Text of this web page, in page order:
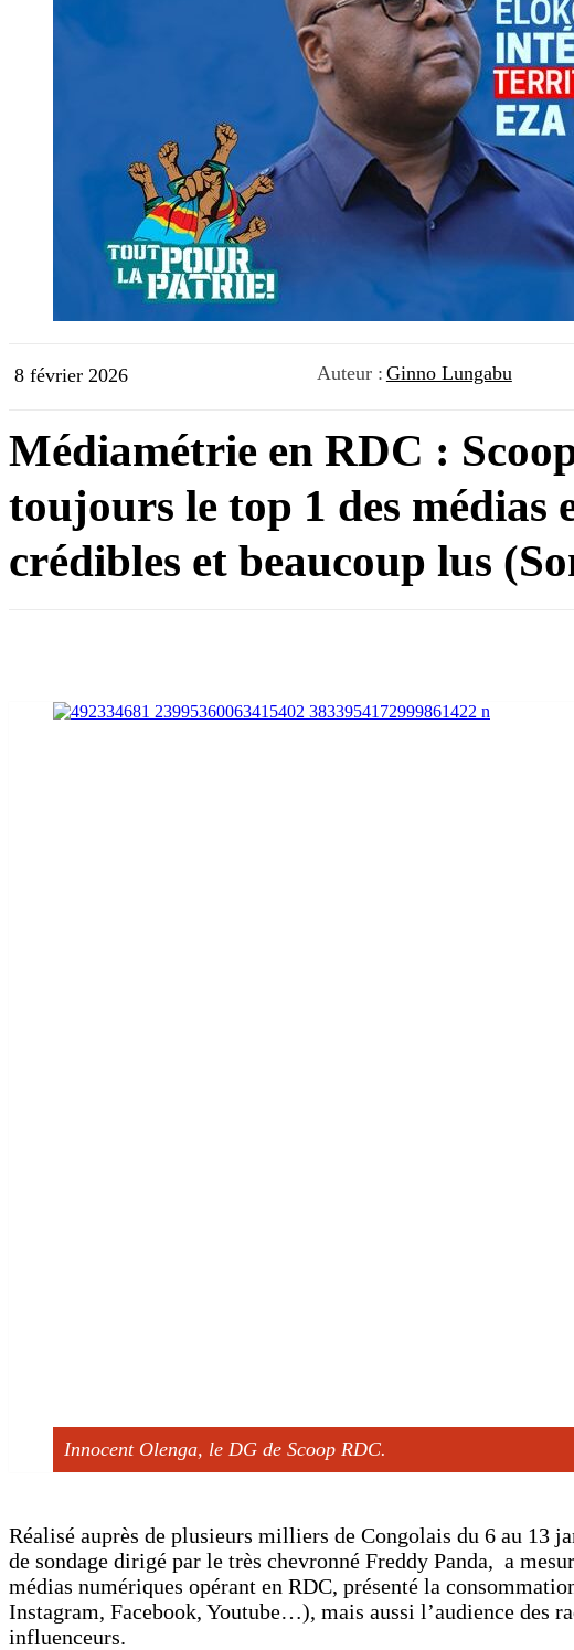
8 février 2026 Auteur : Ginno Lungabu
Médiamétrie en RDC :
toujours le top 1 des médias
crédibles et beaucoup lus
Innocent Olenga, le DG de Scoop RDC.
Réalisé auprès de plusieurs milliers de Congolais du 6 au 13
de sondage dirigé par le très chevronné Freddy Panda, a
médias numériques opérant en RDC, présenté la
Instagram, Facebook, Youtube…), mais aussi l’audience des
influenceurs.